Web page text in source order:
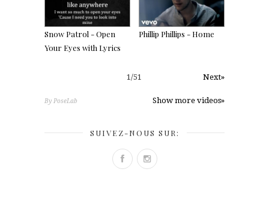
Snow Patrol - Open
Your Eyes with Lyrics
Phillip Phillips - Home
1/51 Next»
By PoseLab Show more videos»
SUIVEZ-NOUS SUR: